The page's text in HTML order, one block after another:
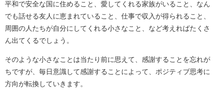
平和で安全な国に住めること、愛してくれる家族がいること、なん
でも話せる友人に恵まれていること、仕事で収入が得られること、
周囲の人たちが自分にしてくれる小さなこと、など考えればたくさ
ん出てくるでしょう。
そのような小さなことは当たり前に思えて、感謝することを忘れが
ちですが、毎日意識して感謝することによって、ポジティブ思考に
方向が転換していきます。